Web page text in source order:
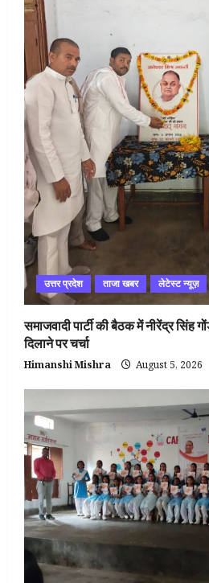
उत्तर प्रदेश ताजा खबर लेटेस्ट न्यूज़
समाजवादी पार्टी की बैठक में नीरेंद्र सिंह
दिलाने पर चर्चा
Himanshi Mishra August 5, 2026